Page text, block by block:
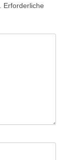
Erforderliche